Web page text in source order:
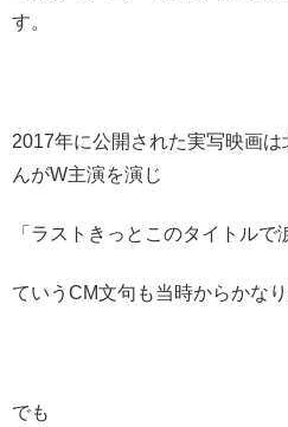
す。
2017年に公開された実写映画
んがW主演を演じ
「ラストきっとこのタイトルで
ていうCM文句も当時からかな
でも